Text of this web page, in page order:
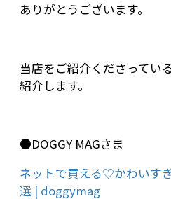
ありがとうございます。
当店をご紹介くださってい
紹介します。
●DOGGY MAGさま
ネットで買える♡かわいす
選 | doggymag